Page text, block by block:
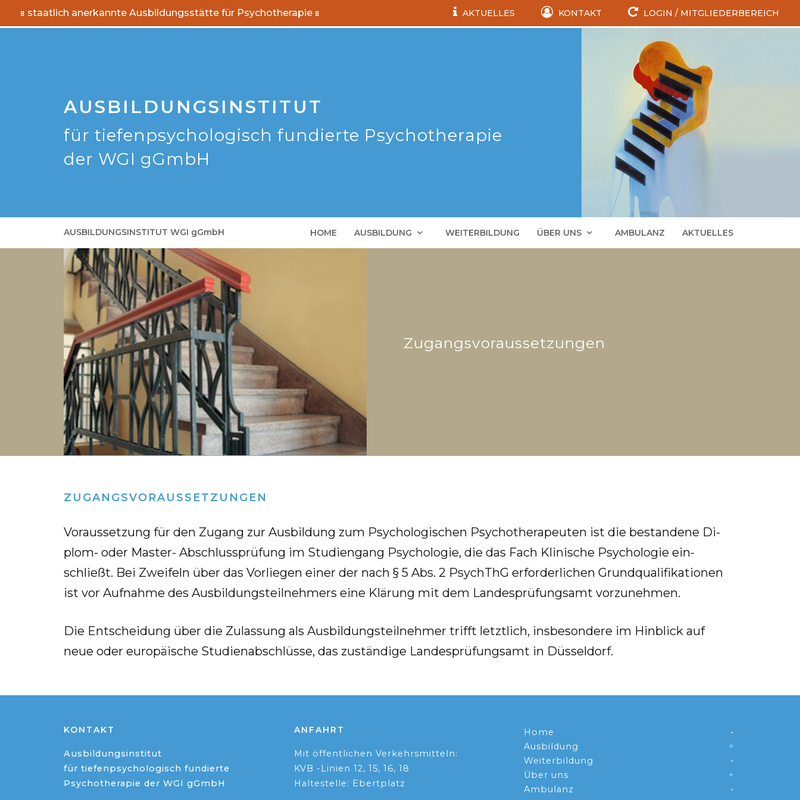
staatlich anerkannte Ausbildungsstätte für Psychotherapie AKTUELLES KONTAKT LOGIN / MITGLIEDERBEREICH
AUSBILDUNGSINSTITUT
für tiefenpsychologisch fundierte Psychotherapie
der WGI gGmbH
AUSBILDUNGSINSTITUT WGI gGmbH HOME AUSBILDUNG WEITERBILDUNG ÜBER UNS AMBULANZ AKTUELLES
Zugangsvoraussetzungen
ZUGANGSVORAUSSETZUNGEN
Vor­aus­set­zung für den Zu­gang zur Aus­bil­dung zum Psy­cho­lo­gi­schen Psy­cho­the­ra­peu­ten ist die be­stan­de­ne Di­
plom- oder Mas­ter- Ab­schluss­prü­fung im Stu­di­en­gang Psy­cho­lo­gie, die das Fach Kli­ni­sche Psy­cho­lo­gie ein­
schließt. Bei Zwei­feln über das Vor­lie­gen ei­ner der nach § 5 Abs. 2 PsychThG er­for­der­li­chen Grund­qua­li­fi­ka­tio­nen
ist vor Auf­nah­me des Aus­bil­dungs­teil­neh­mers ei­ne Klä­rung mit dem Lan­des­prü­fungs­amt vor­zu­neh­men.
Die Ent­schei­dung über die Zu­las­sung als Aus­bil­dungs­teil­neh­mer trifft letzt­lich, ins­be­son­de­re im Hin­blick auf
neue oder eu­ro­päi­sche Stu­di­en­ab­schlüs­se, das zu­stän­di­ge Lan­des­prü­fungs­amt in Düs­sel­dorf.
KONTAKT
Ausbildungsinstitut
für tiefenpsychologisch fundierte
Psychotherapie der WGI gGmbH
ANFAHRT
Mit öffentlichen Verkehrsmitteln:
KVB -Linien 12, 15, 16, 18
Haltestelle: Ebertplatz
Home
Ausbildung
Weiterbildung
Über uns
Ambulanz